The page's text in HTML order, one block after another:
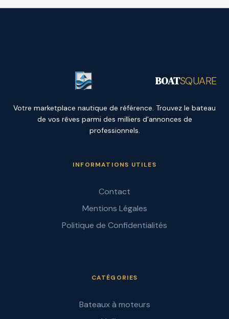
BOATSQUARE
Votre marketplace nautique de référence. Trouvez le bateau
de vos rêves parmi des milliers d'annonces de
professionnels.
INFORMATIONS UTILES
Contact
Mentions Légales
Politique de Confidentialités
CATÉGORIES
Bateaux à moteurs